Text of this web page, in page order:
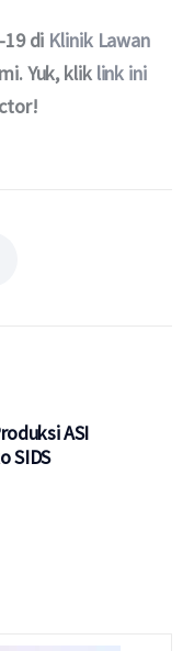
19 di Klinik Lawan
Yuk, klik link ini
ASI
SIDS